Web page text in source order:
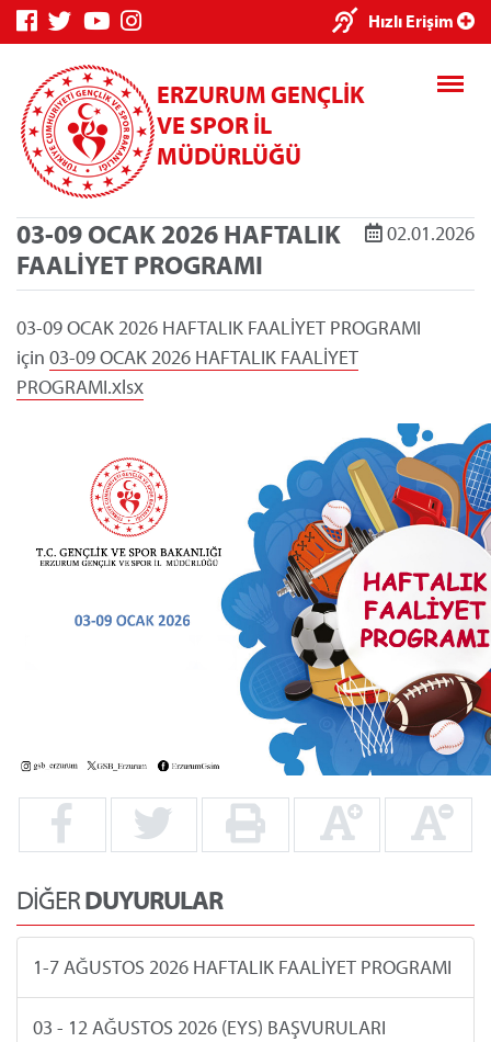
Hızlı Erişim
ERZURUM GENÇLİK
VE SPOR İL
MÜDÜRLÜĞÜ
03-09 OCAK 2026 HAFTALIK
FAALİYET PROGRAMI
02.01.2026
03-09 OCAK 2026 HAFTALIK FAALİYET PROGRAMI
için 03-09 OCAK 2026 HAFTALIK FAALİYET
PROGRAMI.xlsx
DİĞERDUYURULAR
1-7 AĞUSTOS 2026 HAFTALIK FAALİYET PROGRAMI
03 - 12 AĞUSTOS 2026 (EYS) BAŞVURULARI
Genç Bilgi
Sistemi
Spor Bilgi Sistemi